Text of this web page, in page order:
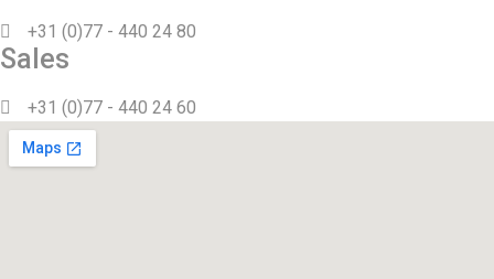
+31 (0)77 - 440 24 80
Sales
+31 (0)77 - 440 24 60